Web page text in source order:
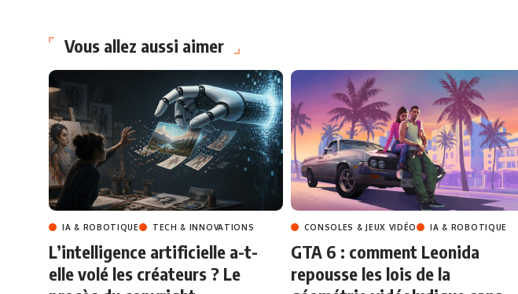
Vous allez aussi aimer
IA & ROBOTIQUE TECH & INNOVATIONS
L’intelligence artificielle a-t-
elle volé les créateurs ? Le
CONSOLES & JEUX VIDÉO IA & ROBOTIQUE
GTA 6 : comment Leonida
repousse les lois de la